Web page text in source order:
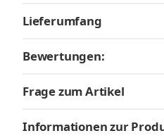
Lieferumfang
Bewertungen:
Frage zum Artikel
Informationen zur